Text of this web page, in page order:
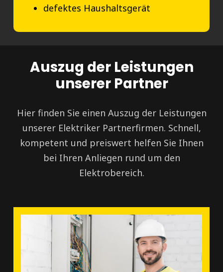
defektes Haushaltsgerät
Auszug der Leistungen
unserer Partner
Hier finden Sie einen Auszug der Leistungen
unserer Elektriker Partnerfirmen. Schnell,
kompetent und preiswert helfen Sie Ihnen
bei Ihren Anliegen rund um den
Elektrobereich.